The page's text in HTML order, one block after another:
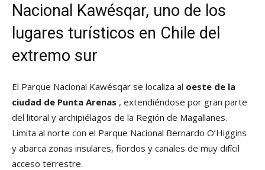
Nacional Kawésqar, uno de los
ugares turísticos en Chile del
extremo sur
El Parque Nacional Kawésqar se localiza al oeste de la
ciudad de Punta Arenas , extendiéndose por gran parte
del litoral y archipiélagos de la Región de Magallanes.
Limita al norte con el Parque Nacional Bernardo O’Higgins
y abarca zonas insulares, fiordos y canales de muy difícil
acceso terrestre.